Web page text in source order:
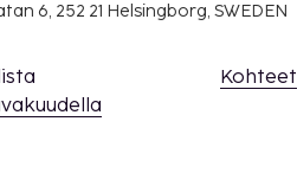
6, 252 21 Helsingborg, SWEDEN
Kohteet